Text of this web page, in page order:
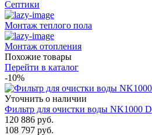
Септики
Монтаж теплого пола
Монтаж отопления
Похожие товары
Перейти в каталог
-10%
Уточнить о наличии
Фильтр для очистки воды NK1000 D
120 886 руб.
108 797 руб.